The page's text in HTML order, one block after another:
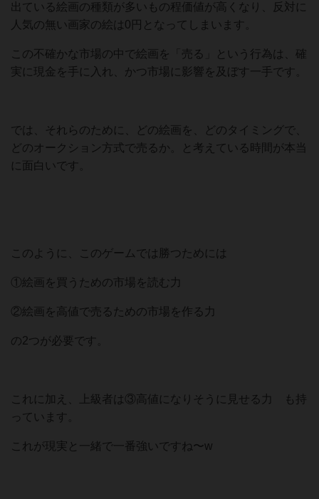
出ている絵画の種類が多いもの程価値が高くなり、反対に
人気の無い画家の絵は0円となってしまいます。
この不確かな市場の中で絵画を「売る」という行為は、確
実に現金を手に入れ、かつ市場に影響を及ぼす一手です。
では、それらのために、どの絵画を、どのタイミングで、
どのオークション方式で売るか。と考えている時間が本当
に面白いです。
このように、このゲームでは勝つためには
①絵画を買うための市場を読む力
②絵画を高値で売るための市場を作る力
の2つが必要です。
これに加え、上級者は③高値になりそうに見せる力 も持
っています。
これが現実と一緒で一番強いですね〜w